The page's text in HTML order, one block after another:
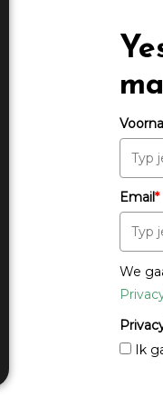
Email*
We
Ik